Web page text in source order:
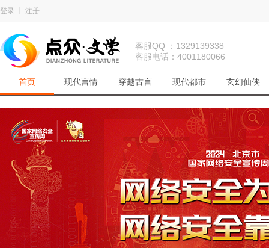
登录 注册
客服QQ ：1329139338
客服电话：4001180066
首页 现代言情 穿越古言 现代都市 玄幻仙侠